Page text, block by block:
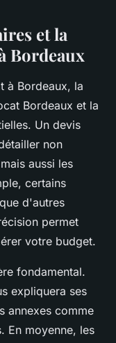
et la
Bordeaux
à Bordeaux, la
Bordeaux et la
Un devis
non
aussi les
certains
d'autres
permet
votre budget.
fondamental.
expliquera ses
annexes comme
En moyenne, les